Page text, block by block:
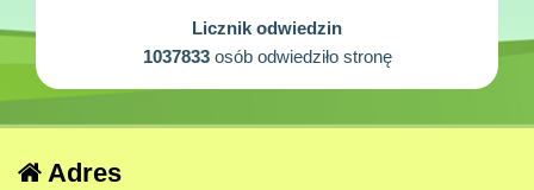
Licznik odwiedzin
1037833osób odwiedziło stronę
Adres